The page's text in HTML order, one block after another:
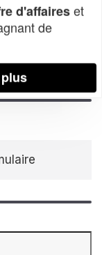
contributors,CC-BY-SA
d'affaireset
de